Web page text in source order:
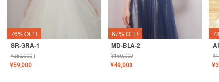
76% OFF!
SR-GRA-1
¥250,000↓
¥59,000
67% OFF!
MD-BLA-2
¥150,000↓
¥49,000
¥
¥